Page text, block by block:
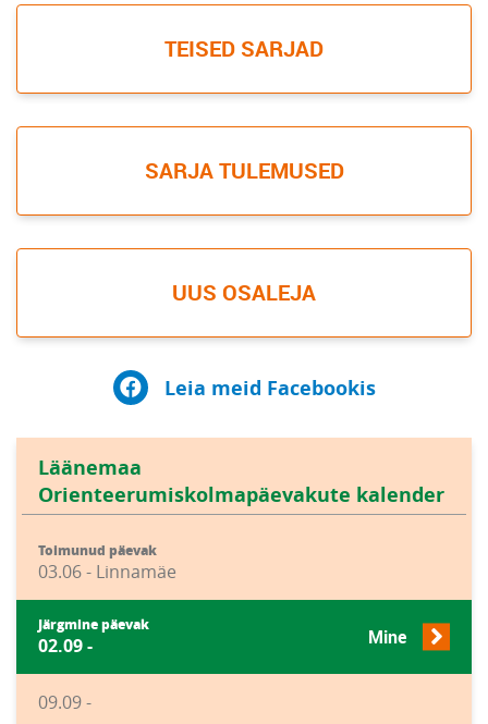
TEISED SARJAD
SARJA TULEMUSED
UUS OSALEJA
Leia meid Facebookis
Läänemaa
Orienteerumiskolmapäevakute kalender
Toimunud päevak
03.06 - Linnamäe
Järgmine päevak
02.09 - Mine
09.09 -